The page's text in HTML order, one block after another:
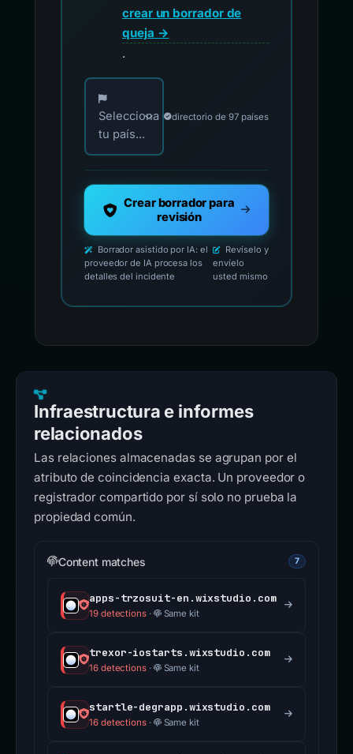
crear un borrador de
queja →
.
Elija su país para los contactos oficiales de
Selecciona
tu país...
directorio de 97 países
Crear borrador para
revisión
Borrador asistido por IA: el
proveedor de IA procesa los
detalles del incidente
Revíselo y
envíelo
usted mismo
Infraestructura e informes
relacionados
Las relaciones almacenadas se agrupan por el
atributo de coincidencia exacta. Un proveedor o
registrador compartido por sí solo no prueba la
propiedad común.
Content matches 7
apps-trzosuit-en.wixstudio.com
19 detections· Same kit
trexor-iostarts.wixstudio.com
16 detections· Same kit
startle-degrapp.wixstudio.com
16 detections· Same kit